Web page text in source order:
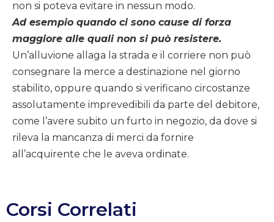
non si poteva evitare in nessun modo.
Ad esempio quando ci sono cause di forza
maggiore alle quali non si può resistere.
Un’alluvione allaga la strada e il corriere non può
consegnare la merce a destinazione nel giorno
stabilito, oppure quando si verificano circostanze
assolutamente imprevedibili da parte del debitore,
come l’avere subito un furto in negozio, da dove si
rileva la mancanza di merci da fornire
all’acquirente che le aveva ordinate.
Corsi Correlati